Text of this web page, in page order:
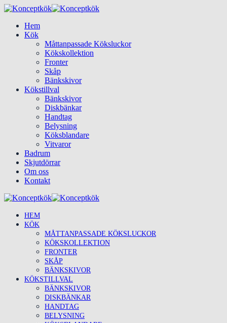
Hem
Kök
Måttanpassade Köksluckor
Kökskollektion
Fronter
Skåp
Bänkskivor
Kökstillval
Bänkskivor
Diskbänkar
Handtag
Belysning
Köksblandare
Vitvaror
Badrum
Skjutdörrar
Om oss
Kontakt
HEM
KÖK
MÅTTANPASSADE KÖKSLUCKOR
KÖKSKOLLEKTION
FRONTER
SKÅP
BÄNKSKIVOR
KÖKSTILLVAL
BÄNKSKIVOR
DISKBÄNKAR
HANDTAG
BELYSNING